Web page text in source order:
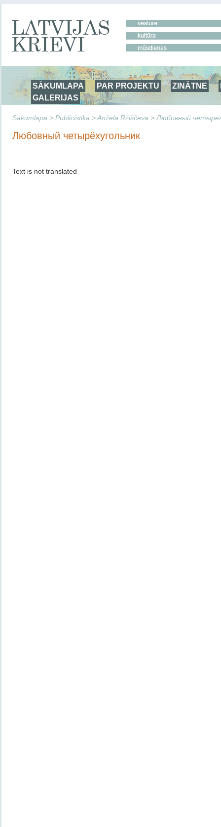
SĀKUMLAPA PAR PROJEKTU ZINĀTNE
GALERIJAS
Sākumlapa > Publicistika >Anžela Ržiščeva > Любовный
Любовный четырёхугольник
Text is not translated